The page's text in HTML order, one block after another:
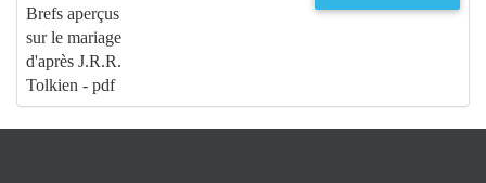
Brefs aperçus
sur le mariage
d'après J.R.R.
Tolkien - pdf